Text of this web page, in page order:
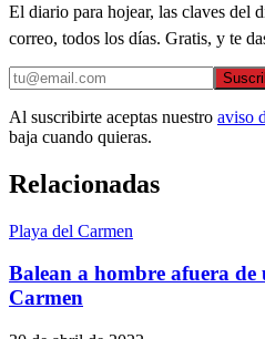
El diario para hojear, las claves del
correo, todos los días. Gratis, y te
Al suscribirte aceptas nuestro aviso
baja cuando quieras.
Relacionadas
Playa del Carmen
Balean a hombre afuera
Carmen